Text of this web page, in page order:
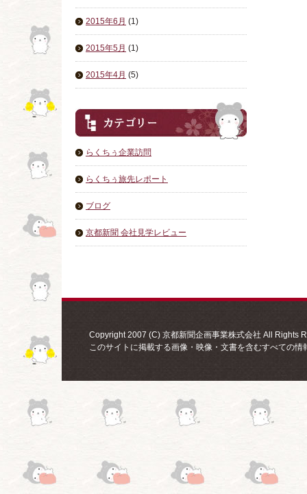
2015年6月 (1)
2015年5月 (1)
2015年4月 (5)
らくちぅ企業訪問
らくちぅ旅先レポート
ブログ
京都新聞 会社見学レビュー
Copyright 2007 (C) 京都新聞企画事業株式会社 All Rights
このサイトに掲載する画像・映像・文書を含むすべての